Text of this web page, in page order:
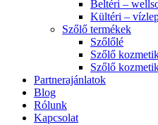
Beltéri –
Kültéri –
Szőlő termékek
Szőlőlé
Szőlő
Szőlő
Partnerajánlatok
Blog
Rólunk
Kapcsolat